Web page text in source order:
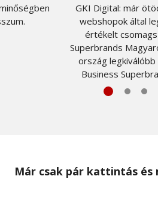
GKI Digital: már
webshopok által
értékelt
Superbrands
ország legkiválóbb
Business
Már csak pár kattintás és